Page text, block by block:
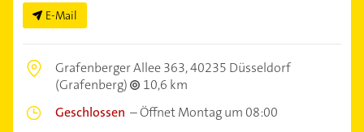
E-Mail
Grafenberger Allee 363,40235 Düsseldorf
(Grafenberg)
10,6 km
Geschlossen –Öffnet Montag um 08:00